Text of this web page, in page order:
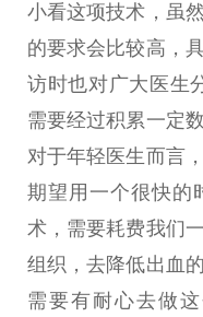
小看这项技术，虽
的要求会比较高，
访时也对广大医生
需要经过积累一定
对于年轻医生而言
期望用一个很快的
术，需要耗费我们
组织，去降低出血
需要有耐心去做